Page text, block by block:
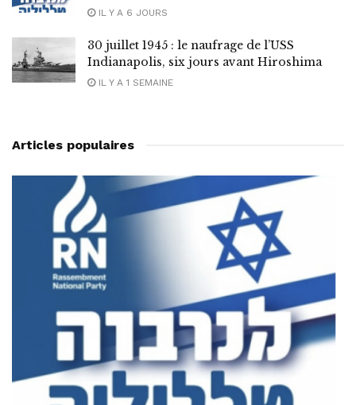
IL Y A 6 JOURS
30 juillet 1945 : le naufrage de l’USS
Indianapolis, six jours avant Hiroshima
IL Y A 1 SEMAINE
Articles populaires